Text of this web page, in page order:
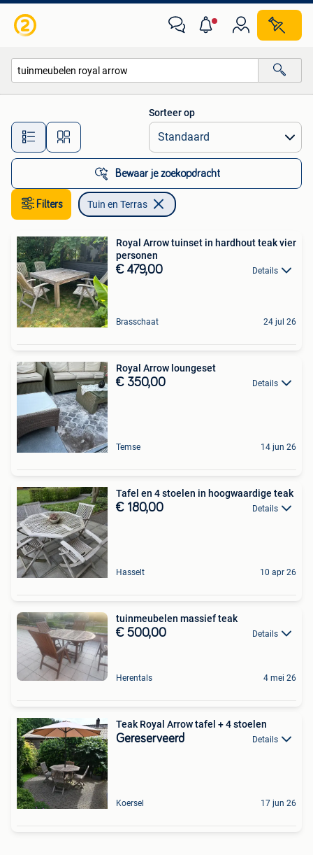
Alle afstanden…
Sorteer op
Bewaar je zoekopdracht
Filters Tuin en Terras
Royal Arrow tuinset in hardhout teak vier
personen
€ 479,00 Details
Brasschaat 24 jul 26
Royal Arrow loungeset
€ 350,00 Details
Temse 14 jun 26
Tafel en 4 stoelen in hoogwaardige teak
€ 180,00 Details
Hasselt 10 apr 26
tuinmeubelen massief teak
€ 500,00 Details
Herentals 4 mei 26
Teak Royal Arrow tafel + 4 stoelen
Gereserveerd Details
Koersel 17 jun 26